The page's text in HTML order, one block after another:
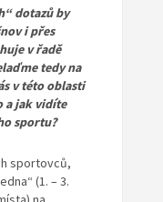
dotazů by
i přes
v řadě
tedy na
v této oblasti
a jak vidíte
sportu?
sportovců,
(1. – 3.